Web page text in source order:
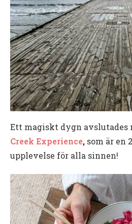
Ett magiskt dygn avslutades
Creek Experience, som är en
upplevelse för alla sinnen!